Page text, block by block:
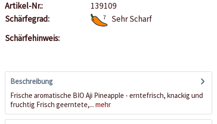
Artikel-Nr.:
139109
Schärfegrad:
7
Sehr Scharf
Schärfehinweis:
Beschreibung
Frische aromatische BIO Aji Pineapple - erntefrisch, knackig und
fruchtig Frisch geerntete,... mehr